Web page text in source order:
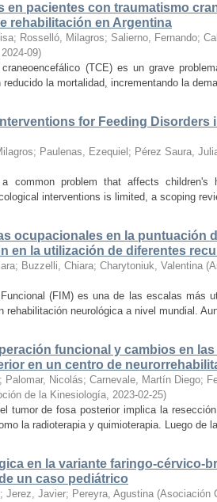
en pacientes con traumatismo
rehabilitación en Argentina
; Rosselló, Milagros; Salierno, Fernando;
2024-09)
craneoencefálico (TCE) es un grave
la mortalidad, incrementando la
for Feeding Disorders
; Paulenas, Ezequiel ; Pérez Saura,
a common problem that affects
interventions is limited, a scoping
ocupacionales en la puntuación
en la utilización de diferentes
; Buzzelli, Chiara; Charytoniuk, Valentina (
(FIM) es una de las escalas más
rehabilitación neurológica a nivel mundial.
funcional y cambios en
en un centro de
; Palomar, Nicolás; Carnevale, Martín Diego;
de la Kinesiología, 2023-02-25)
tumor de fosa posterior implica la
la radioterapia y quimioterapia. Luego de
en la variante faringo-cérvico-
un caso pediátrico
; Jerez, Javier; Pereyra, Agustina (Asociación